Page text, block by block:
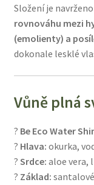
Složení je
rovnováhu mezi
(emolienty) a
dokonale lesklé
Vůně plná
? Be Eco Water
? Hlava: okurka,
? Srdce: aloe vera,
? Základ: